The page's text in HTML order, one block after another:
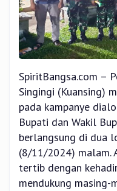
SpiritBangsa.com –
Singingi (Kuansing)
pada kampanye
Bupati dan Wakil
berlangsung di dua
(8/11/2024) malam.
tertib dengan
mendukung masing-